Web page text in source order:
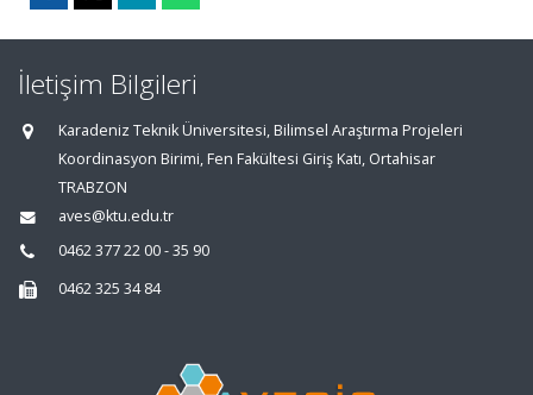
İletişim Bilgileri
Karadeniz Teknik Üniversitesi, Bilimsel Araştırma Projeleri
Koordinasyon Birimi, Fen Fakültesi Giriş Katı, Ortahisar
TRABZON
aves@ktu.edu.tr
0462 377 22 00 - 35 90
0462 325 34 84